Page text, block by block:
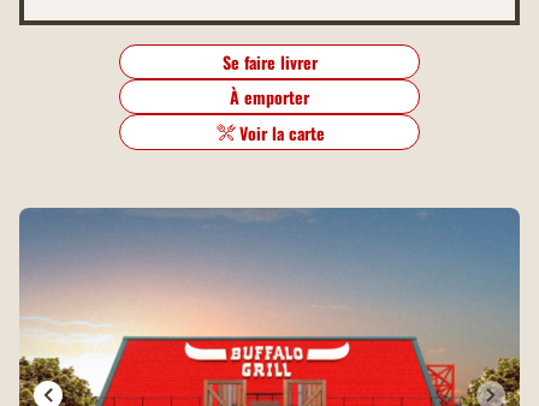
Lundi
11:00 à 22:00
Mardi
11:00 à 22:00
Mercredi
11:00 à 22:00
11:00 à 22:00
11:00 à 23:00
Samedi
11:00 à 23:00
Se faire livrer
À emporter
Voir la carte